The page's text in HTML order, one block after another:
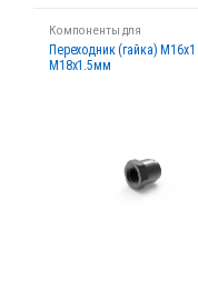
Компоненты для
диагностических стендов
Переходник (гайка)
М18х1.5мм